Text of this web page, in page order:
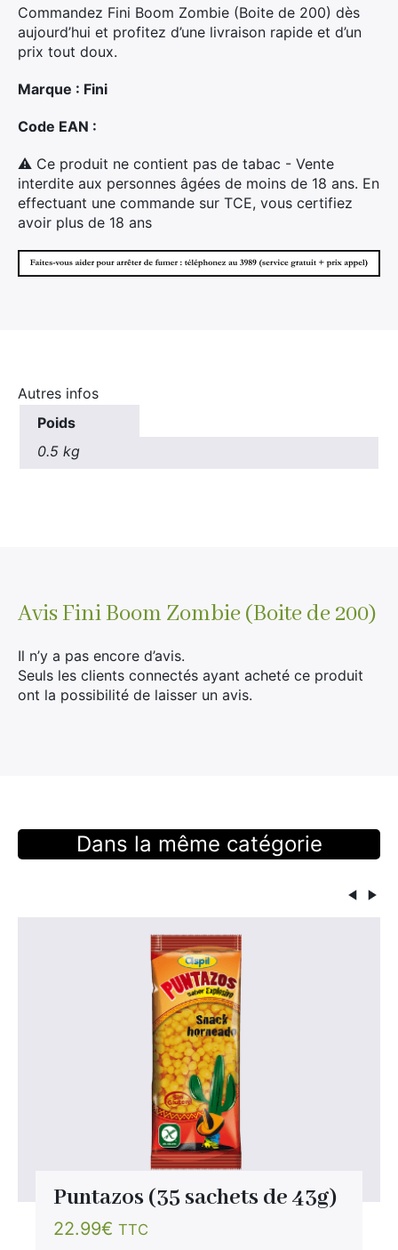
Commandez Fini Boom Zombie (Boite de 200) dès
aujourd’hui et profitez d’une livraison rapide et d’un
prix tout doux.
Marque : Fini
Code EAN :
⚠ Ce produit ne contient pas de tabac - Vente
interdite aux personnes âgées de moins de 18 ans. En
effectuant une commande sur TCE, vous certifiez
avoir plus de 18 ans
Autres infos
Poids
0.5 kg
AvisFini Boom Zombie (Boite de 200)
Il n’y a pas encore d’avis.
Seuls les clients connectés ayant acheté ce produit
ont la possibilité de laisser un avis.
Dans la même catégorie
Puntazos (35 sachets de 43g)
22.99€ TTC
×
Rechercher